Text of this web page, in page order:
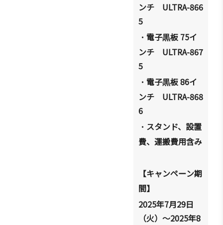
ンチ ULTRA-866
5
・ 電子黒板 75イ
ンチ ULTRA-867
5
・ 電子黒板86イ
ンチ ULTRA-868
6
・ スタンド、設置
費、運搬費用含み
【キャンペーン期
間】
2025年7月29日
（火）～2025年8